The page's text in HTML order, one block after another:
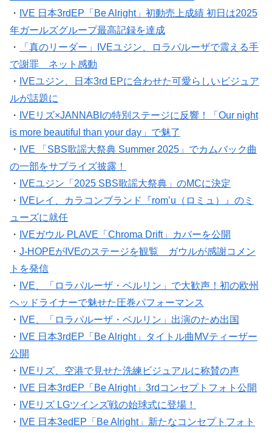
・ IVE 日本3rdEP「Be Alright」初動売上成績 初日は2025
年ガールズグループ最高記録を達成
・
「真のリーダー」IVEユジン、ロラパルーザで震える手
で謝罪 ネット感動
・ IVEユジン、日本3rd EPに合わせた可愛らしいビジュア
ルが話題に
・ IVEリズ×JANNABIの特別ステージに反響！「Our night
is more beautiful than your day」で魅了
・ IVE 「SBS歌謡大祭典 Summer 2025」でカムバック曲
の一部をサプライズ披露！
・ IVEユジン「2025 SBS歌謡大祭典」のMCに決定
・ IVEレイ、カラコンブランド『rom’u（ロミュ）』のミ
ューズに就任
・ IVEガウル PLAVE「Chroma Drift」カバーを公開
・ J-HOPEがIVEのステージを観覧 ガウルが感謝コメン
トを発信
・ IVE、「ロラパルーザ・ベルリン」で大歓声！初の欧州
ヘッドライナーで魅せた圧巻パフォーマンス
・ IVE、「ロラパルーザ・ベルリン」出演のため出国
・ IVE 日本3rdEP「Be Alright」タイトル曲MVティーザー
公開
・ IVEリズ、空港で見せた洗練ビジュアルに称賛の声
・ IVE 日本3rdEP「Be Alright」3rdコンセプトフォト公開
・ IVEリズ LGツインズ戦の始球式に登場！
・ IVE 日本3edEP「Be Alright」新たなコンセプトフォト